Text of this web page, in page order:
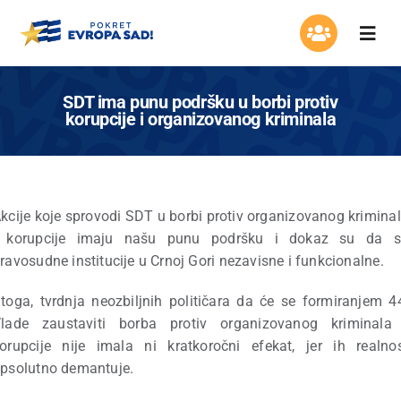
Asocijacija žena
Mladi Evrope
Kontakt
SDT ima punu podršku u borbi protiv
korupcije i organizovanog kriminala
koje sprovodi SDT u borbi protiv organizovanog
imaju našu punu podršku i dokaz su da
institucije u Crnoj Gori nezavisne i funkcionalne.
tvrdnja neozbiljnih političara da će se formiranjem
zaustaviti borba protiv organizovanog
nije imala ni kratkoročni efekat, jer ih
demantuje.